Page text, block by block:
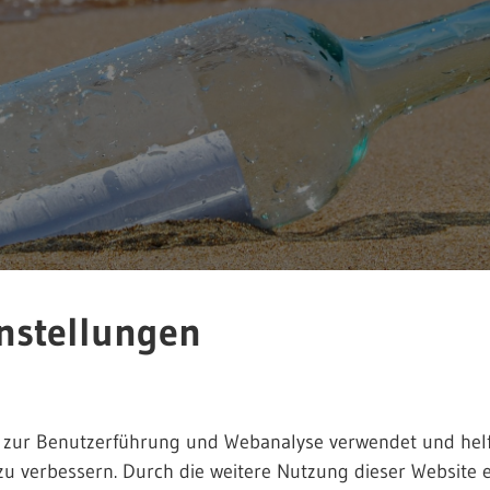
zur Benutzerführung und Webanalyse verwendet und
verbessern. Durch die weitere Nutzung dieser Website